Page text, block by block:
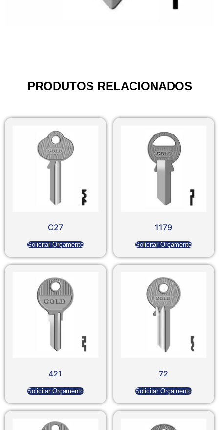
PRODUTOS RELACIONADOS
C27
Solicitar Orçamento
1179
Solicitar Orçamento
421
Solicitar Orçamento
72
Solicitar Orçamento